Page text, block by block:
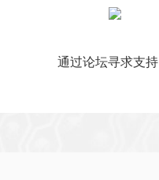
通过论坛寻求支持